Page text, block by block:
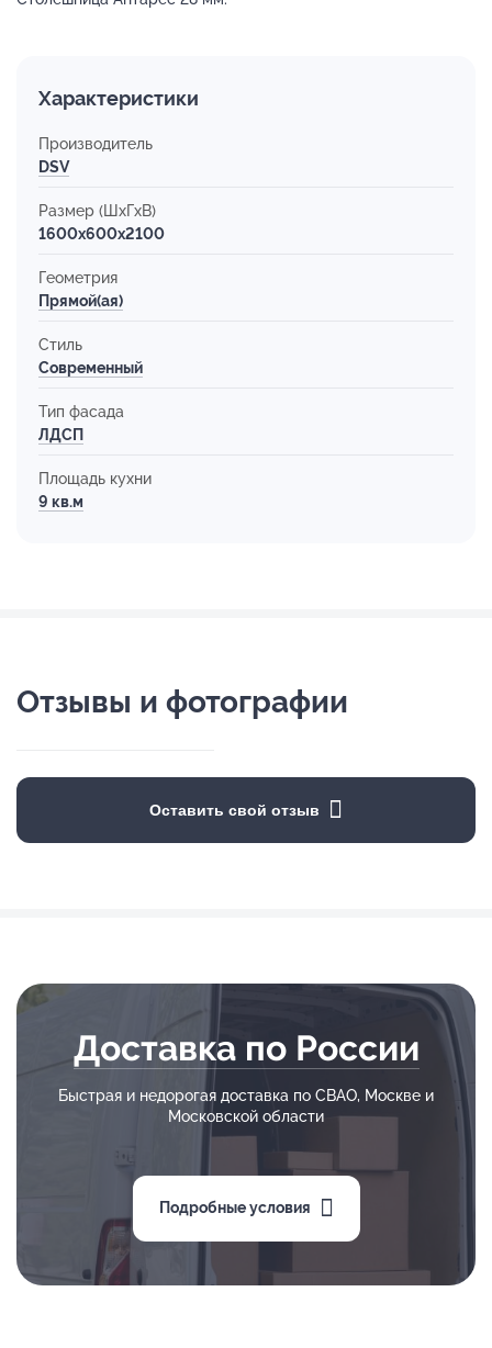
Характеристики
Производитель
DSV
Размер (ШхГхВ)
1600x600x2100
Геометрия
Прямой(ая)
Стиль
Современный
Тип фасада
ЛДСП
Площадь кухни
9 кв.м
Отзывы и фотографии
Оставить свой отзыв
Доставка по России
Быстрая и недорогая доставка по СВАО, Москве и
Московской области
Подробные условия